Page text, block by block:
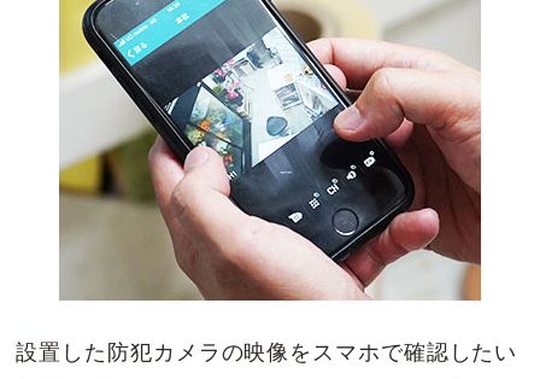
設置した防犯カメラの映像をスマホで確認したい